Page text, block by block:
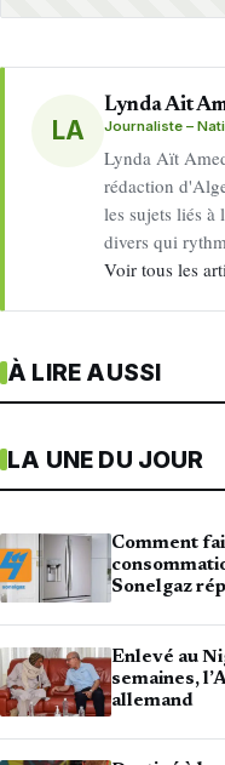
LA
Lynda Ait
Journaliste –
Lynda Aït
rédaction
les sujets liés à
divers qui
Voir tous les
À LIRE AUSSI
LA UNE DU JOUR
Comment
Sonelgaz
Enlevé au
semaines,
allemand